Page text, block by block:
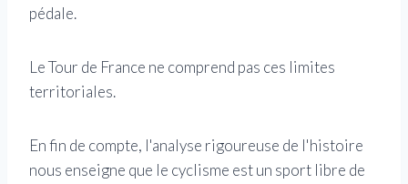
pédale.
Le Tour de France ne comprend pas ces limites
territoriales.
En fin de compte, l'analyse rigoureuse de l'histoire
nous enseigne que le cyclisme est un sport libre de